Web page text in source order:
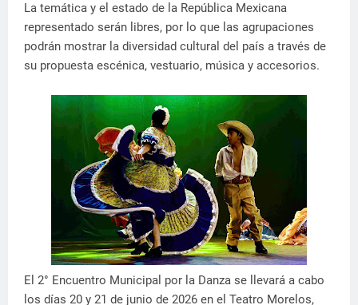
La temática y el estado de la República Mexicana
representado serán libres, por lo que las agrupaciones
podrán mostrar la diversidad cultural del país a través de
su propuesta escénica, vestuario, música y accesorios.
El 2° Encuentro Municipal por la Danza se llevará a cabo
los días 20 y 21 de junio de 2026 en el Teatro Morelos,